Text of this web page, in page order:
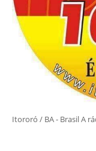
Itororó / BA - Brasil A